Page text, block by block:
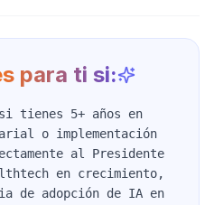
para ti si:
tienes 5+ años en
o implementación
al Presidente
en crecimiento,
de adopción de IA en